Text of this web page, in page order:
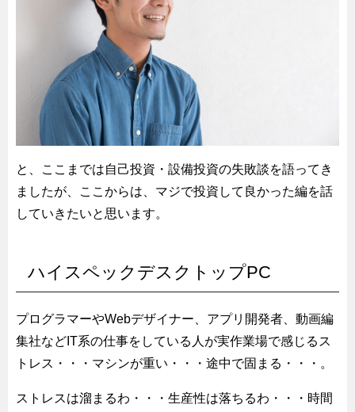
と、ここまでは自己投資・設備投資の失敗談を語ってき
ましたが、ここからは、マジで投資して良かった編を話
していきたいと思います。
ハイスペックデスクトップPC
プログラマーやWebデザイナー、アプリ開発者、動画編
集社などIT系の仕事をしている人が実作業場で感じるス
トレス・・・マシンが重い・・・途中で固まる・・・。
ストレスは溜まるわ・・・生産性は落ちるわ・・・時間